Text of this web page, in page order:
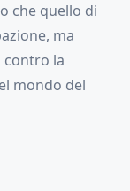
che quello di
ma
contro la
mondo del